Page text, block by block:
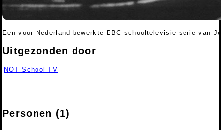
Een voor Nederland bewerkte BBC schooltelevisie serie van
Uitgezonden door
NOT School TV
Personen (1)